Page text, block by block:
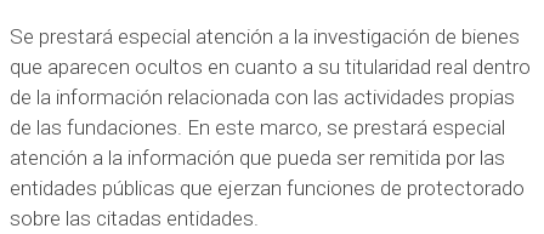
Se prestará especial atención a la investigación de bienes
que aparecen ocultos en cuanto a su titularidad real dentro
de la información relacionada con las actividades propias
de las fundaciones. En este marco, se prestará especial
atención a la información que pueda ser remitida por las
entidades públicas que ejerzan funciones de protectorado
sobre las citadas entidades.